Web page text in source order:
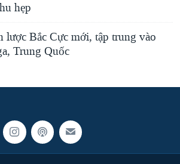
hẹp
lược Bắc Cực mới, tập trung vào
Trung Quốc